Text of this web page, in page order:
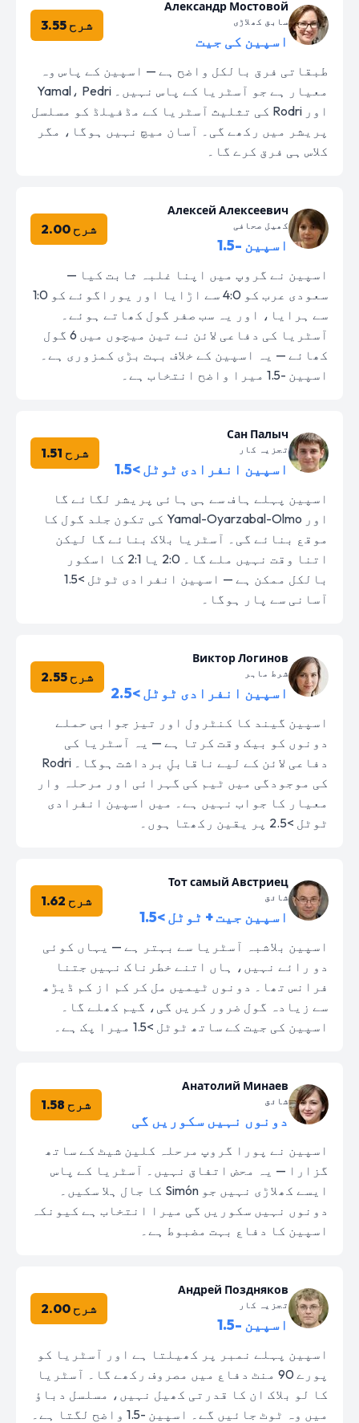
Александр Мостовой
سابق کھلاڑی
اسپین کی جیت
شرح 3.55
طبقاتی فرق بالکل واضح ہے — اسپین کے پاس وہ
معیار ہے جو آسٹریا کے پاس نہیں۔ Yamal، Pedri
اور Rodri کی تثلیث آسٹریا کے مڈفیلڈ کو مسلسل
پریشر میں رکھے گی۔ آسان میچ نہیں ہوگا، مگر
کلاس ہی فرق کرے گا۔
Алексей Алексеевич
کھیل صحافی
اسپین -1.5
شرح 2.00
اسپین نے گروپ میں اپنا غلبہ ثابت کیا —
سعودی عرب کو 4:0 سے اڑایا اور یوراگوئے کو 1:0
سے ہرایا، اور یہ سب صفر گول کھاتے ہوئے۔
آسٹریا کی دفاعی لائن نے تین میچوں میں 6 گول
کھائے — یہ اسپین کے خلاف بہت بڑی کمزوری ہے۔
اسپین -1.5 میرا واضح انتخاب ہے۔
Сан Палыч
تجزیہ کار
اسپین انفرادی ٹوٹل >1.5
شرح 1.51
اسپین پہلے ہاف سے ہی ہائی پریشر لگائے گا
اور Yamal-Oyarzabal-Olmo کی تکون جلد گول کا
موقع بنائے گی۔ آسٹریا بلاک بنائے گا لیکن
اتنا وقت نہیں ملے گا۔ 2:0 یا 2:1 کا اسکور
بالکل ممکن ہے — اسپین انفرادی ٹوٹل >1.5
آسانی سے پار ہوگا۔
Виктор Логинов
شرط ماہر
اسپین انفرادی ٹوٹل >2.5
شرح 2.55
اسپین گیند کا کنٹرول اور تیز جوابی حملے
دونوں کو بیک وقت کرتا ہے — یہ آسٹریا کی
دفاعی لائن کے لیے ناقابلِ برداشت ہوگا۔ Rodri
کی موجودگی میں ٹیم کی گہرائی اور مرحلہ وار
معیار کا جواب نہیں ہے۔ میں اسپین انفرادی
ٹوٹل >2.5 پر یقین رکھتا ہوں۔
Тот самый Австриец
شائق
اسپین جیت + ٹوٹل >1.5
شرح 1.62
اسپین بلاشبہ آسٹریا سے بہتر ہے — یہاں کوئی
دو رائے نہیں، ہاں اتنے خطرناک نہیں جتنا
فرانس تھا۔ دونوں ٹیمیں مل کر کم از کم ڈیڑھ
سے زیادہ گول ضرور کریں گی، گیم کھلے گا۔
اسپین کی جیت کے ساتھ ٹوٹل >1.5 میرا پک ہے۔
Анатолий Минаев
شائق
دونوں نہیں سکوریں گی
شرح 1.58
اسپین نے پورا گروپ مرحلہ کلین شیٹ کے ساتھ
گزارا — یہ محض اتفاق نہیں۔ آسٹریا کے پاس
ایسے کھلاڑی نہیں جو Simón کا جال ہلا سکیں۔
دونوں نہیں سکوریں گی میرا انتخاب ہے کیونکہ
اسپین کا دفاع بہت مضبوط ہے۔
Андрей Поздняков
تجزیہ کار
اسپین -1.5
شرح 2.00
اسپین پہلے نمبر پر کھیلتا ہے اور آسٹریا کو
پورے 90 منٹ دفاع میں مصروف رکھے گا۔ آسٹریا
کا لو بلاک ان کا قدرتی کھیل نہیں، مسلسل دباؤ
میں وہ ٹوٹ جائیں گے۔ اسپین -1.5 واضح لگتا ہے۔